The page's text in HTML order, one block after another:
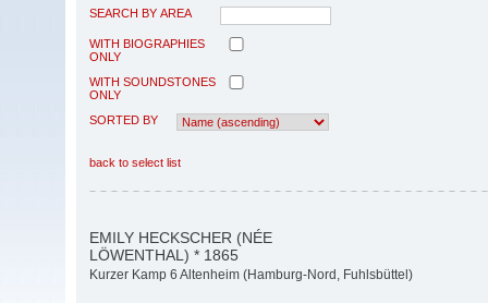
SEARCH BY AREA
WITH BIOGRAPHIES
ONLY
WITH SOUNDSTONES
ONLY
SORTED BY
back to select list
EMILY HECKSCHER (NÉE
LÖWENTHAL) * 1865
Kurzer Kamp 6 Altenheim (Hamburg-Nord, Fuhlsbüttel)